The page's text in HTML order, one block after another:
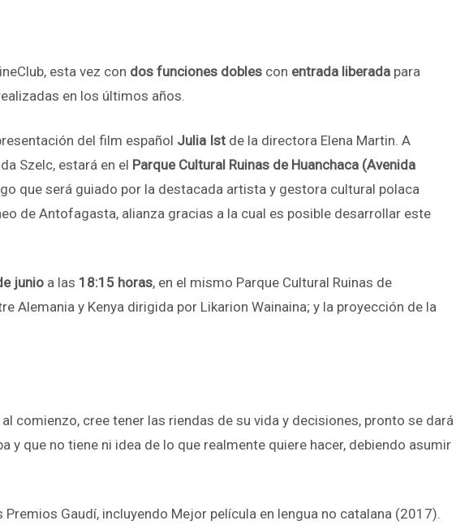
esta vez con dos funciones dobles con entrada liberada para
en los últimos años.
del film español Julia Ist de la directora Elena Martin. A
Szelc, estará en el Parque Cultural Ruinas de Huanchaca (Avenida
que será guiado por la destacada artista y gestora cultural polaca
de Antofagasta, alianza gracias a la cual es posible desarrollar este
junio a las 18:15 horas, en el mismo Parque Cultural Ruinas de
Alemania y Kenya dirigida por Likarion Wainaina; y la proyección de la
comienzo, cree tener las riendas de su vida y decisiones, pronto se dará
que no tiene ni idea de lo que realmente quiere hacer, debiendo asumir
Gaudí, incluyendo Mejor película en lengua no catalana (2017).